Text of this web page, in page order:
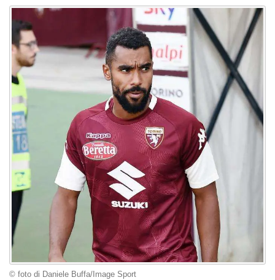
© foto di Daniele Buffa/Image Sport